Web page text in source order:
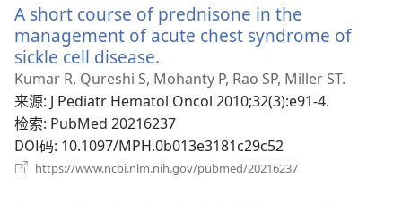
窗
口）
A short course of prednisone in the
management of acute chest syndrome of
sickle cell disease.
开
新
窗
口）
Kumar R, Qureshi S, Mohanty P, Rao SP, Miller ST.
来源‎: J Pediatr Hematol Oncol 2010;32(3):e91-4.
检索‎: PubMed 20216237
DOI码‎: 10.1097/MPH.0b013e3181c29c52
https://www.ncbi.nlm.nih.gov/pubmed/20216237